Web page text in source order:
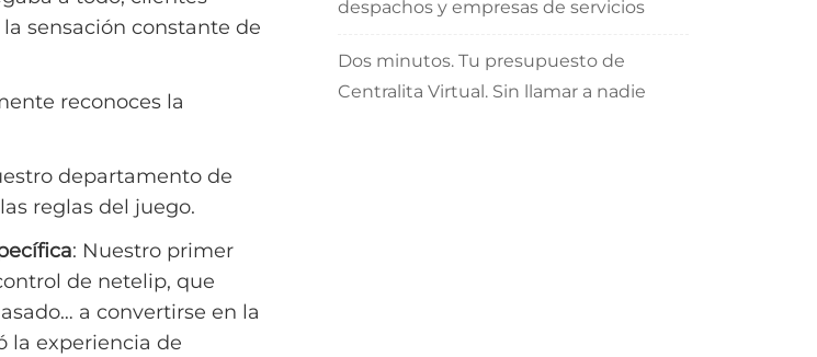
sensación constante de
reconoces la
departamento de
reglas del juego.
: Nuestro primer
de netelip, que
a convertirse en la
la experiencia de
despachos y empresas de servicios
Dos minutos. Tu presupuesto de
Centralita Virtual. Sin llamar a nadie